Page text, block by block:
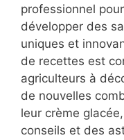
professionnel
développer des
uniques et
de recettes est
agriculteurs à
de nouvelles
leur crème
conseils et des